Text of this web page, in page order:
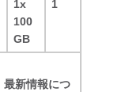
1x
100
GB
1
最新情報につ